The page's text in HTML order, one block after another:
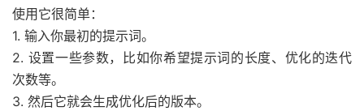
使用它很简单：
1. 输入你最初的提示词。
2. 设置一些参数，比如你希望提示词的长度、优化的迭代
次数等。
3. 然后它就会生成优化后的版本。